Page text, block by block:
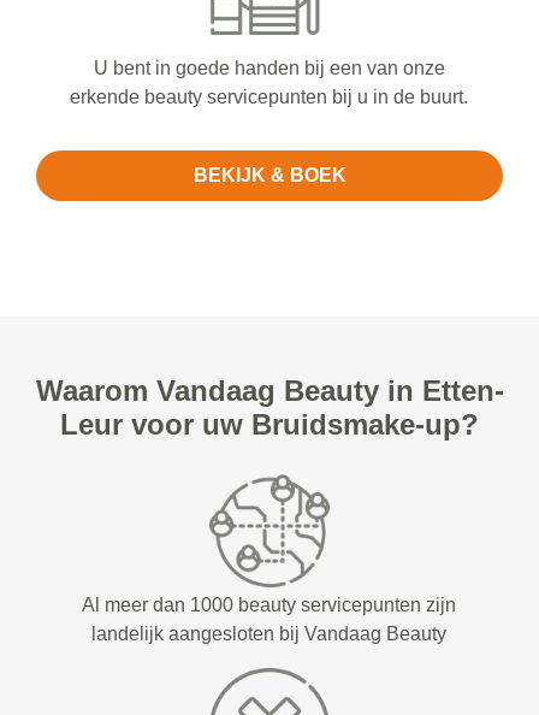
U bent in goede handen bij een van onze
erkende beauty servicepunten bij u in de buurt.
BEKIJK & BOEK
Waarom Vandaag Beauty in Etten-
Leur voor uw Bruidsmake-up?
Al meer dan 1000 beauty servicepunten zijn
landelijk aangesloten bij Vandaag Beauty